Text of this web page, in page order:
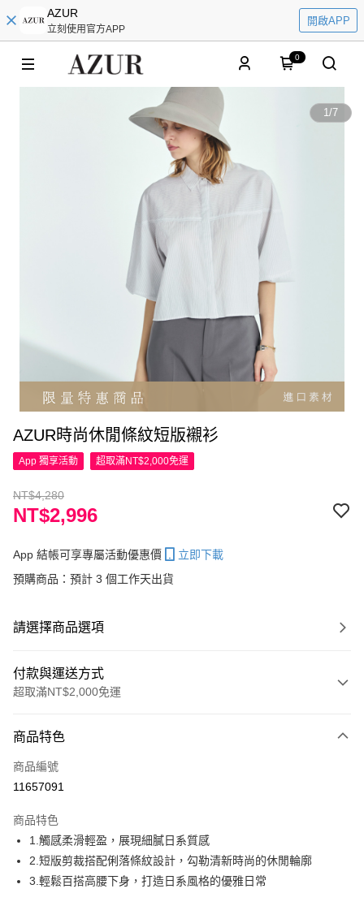
AZUR
立刻使用官方APP
開啟APP
0
1/7
AZUR時尚休閒條紋短版襯衫
App 獨享活動 超取滿NT$2,000免運
NT$4,280
NT$2,996
App 結帳可享專屬活動優惠價
立即下載
預購商品：預計 3 個工作天出貨
請選擇商品選項
付款與運送方式
超取滿NT$2,000免運
信用卡一次付款
超商取貨付款
Apple Pay
悠遊付
商品特色
商品編號
11657091
商品特色
1.觸感柔滑輕盈，展現細膩日系質感
2.短版剪裁搭配俐落條紋設計，勾勒清新時尚的休閒輪廓
3.輕鬆百搭高腰下身，打造日系風格的優雅日常